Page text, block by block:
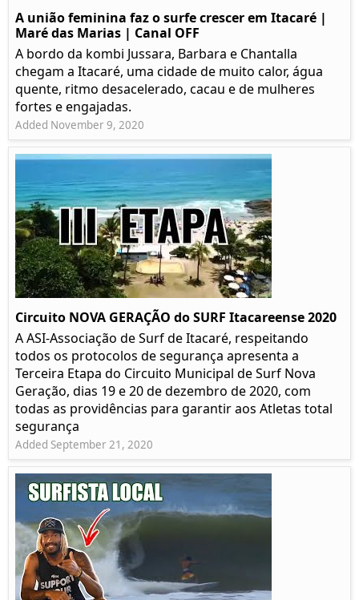
A união feminina faz o surfe crescer em Itacaré |
Maré das Marias | Canal OFF
A bordo da kombi Jussara, Barbara e Chantalla
chegam a Itacaré, uma cidade de muito calor, água
quente, ritmo desacelerado, cacau e de mulheres
fortes e engajadas.
Added November 9, 2020
Circuito NOVA GERAÇÃO do SURF Itacareense 2020
A ASI-Associação de Surf de Itacaré, respeitando
todos os protocolos de segurança apresenta a
Terceira Etapa do Circuito Municipal de Surf Nova
Geração, dias 19 e 20 de dezembro de 2020, com
todas as providências para garantir aos Atletas total
segurança
Added September 21, 2020